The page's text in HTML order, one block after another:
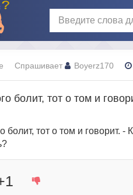
Спрашивает Boyerz170
болит, тот о том и
болит, тот о том и